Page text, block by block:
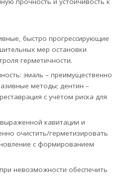
быстро прогрессирующие
мер остановки
герметичности.
эмаль – преимущественно
методы; дентин –
с учётом риска для
кавитации и
очистить/герметизировать
с формированием
невозможности обеспечить